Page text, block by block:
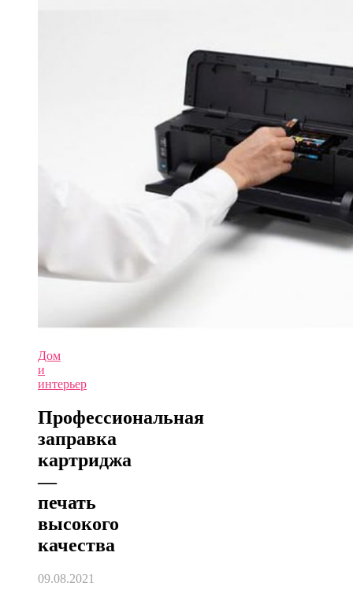
Дом
и
интерьер
Профессиональная
заправка
картриджа
—
печать
высокого
качества
09.08.2021